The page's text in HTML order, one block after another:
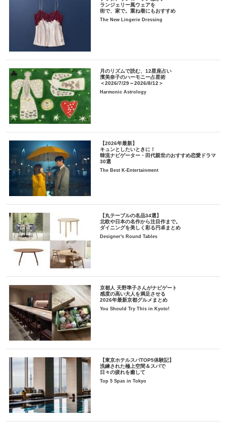
ランジェリー風ウェアを
街で、家で。重ね着にもおすすめ
The New Lingerie Dressing
月のリズムで読む、12星座占い
濱美奈子のハーモニー占星術
＜2026/7/29～2026/8/12＞
Harmonic Astrology
【2026年最新】
キュンとしたいときに！
韓流ナビゲーター・田代親世のおすすめ恋愛ドラマ
30選
The Best K-Entertainment
【丸テーブルの名品34選】
北欧や日本の名作から注目作まで。
ダイニングを美しく彩る円卓まとめ
Designer's Round Tables
京都人 天野準子さんがナビゲート
感度の高い大人を満足させる
2026年最新京都グルメまとめ
You Should Try This in Kyoto!
【東京ホテルスパTOP5体験記】
洗練された極上空間＆スパで
日々の疲れを癒して
Top 5 Spas in Tokyo